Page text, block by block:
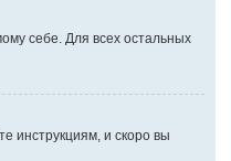
себе. Для всех остальных
инструкциям, и скоро вы